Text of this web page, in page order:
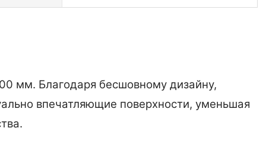
мм. Благодаря бесшовному дизайну,
впечатляющие поверхности, уменьшая